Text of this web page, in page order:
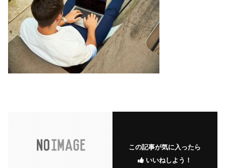
この記事が気に入ったら
いいねしよう！